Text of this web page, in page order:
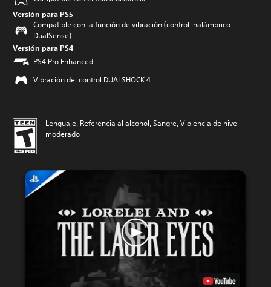
Versión para PS5
Compatible con la función de vibración (control inalámbrico
DualSense)
Versión para PS4
PS4 Pro Enhanced
Vibración del control DUALSHOCK 4
Lenguaje, Referencia al alcohol, Sangre, Violencia de nivel
moderado